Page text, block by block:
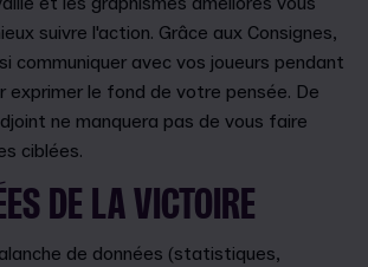
suivre l'action. Grâce aux Consignes,
communiquer avec vos joueurs pendant
exprimer le fond de votre pensée. De
ne manquera pas de vous faire
ciblées.
DE LA VICTOIRE
de données (statistiques,